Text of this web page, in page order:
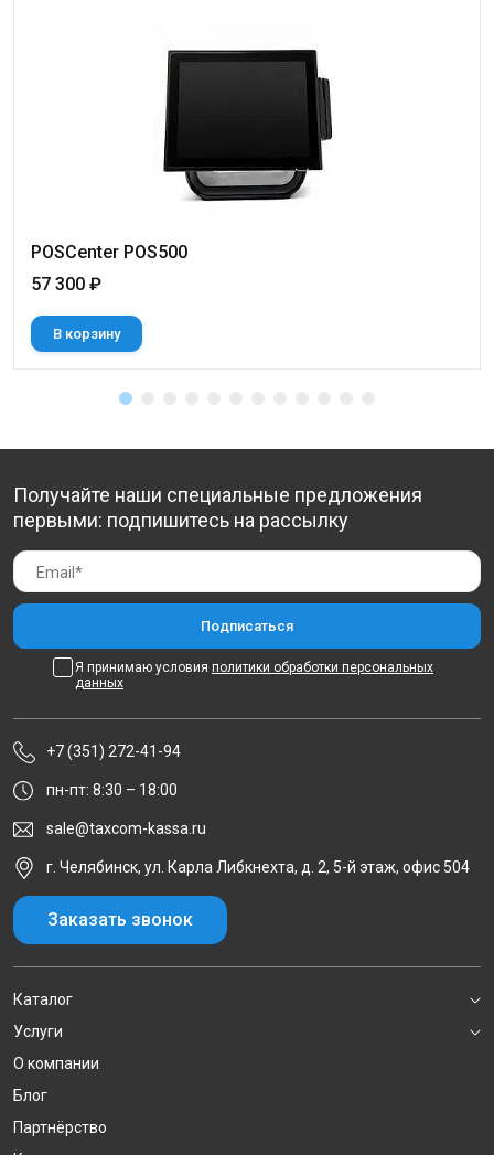
POSCenter POS500
57 300 ₽
В корзину
Получайте наши специальные предложения
первыми: подпишитесь на рассылку
Я принимаю условия политики обработки персональных
данных
+7 (351) 272-41-94
пн-пт: 8:30 – 18:00
sale@taxcom-kassa.ru
г. Челябинск, ул. Карла Либкнехта, д. 2, 5-й этаж, офис 504
Заказать звонок
Каталог
Услуги
О компании
Блог
Партнёрство